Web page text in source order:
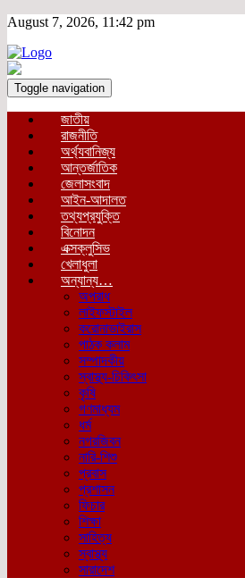
August 7, 2026, 11:42 pm
Toggle navigation
জাতীয়
রাজনীতি
অর্থ্যবানিজ্য
আন্তর্জাতিক
জেলাসংবাদ
আইন-আদালত
তথ্যপ্রযুক্তি
বিনোদন
এক্সক্লুসিভ
খেলাধুলা
অন্যান্য…
অপরাধ
লাইফস্টাইল
করোনাভাইরাস
পাঠক কলাম
সম্পাদকীয়
স্বাস্থ্য-চিকিৎসা
কৃষি
গণমাধ্যম
ধর্ম
নগরজিবন
নারি-শিশু
প্রবাস
প্রশাসন
ফিচার
শিক্ষা
সাহিত্য
স্বাস্থ্য
সারাদেশ